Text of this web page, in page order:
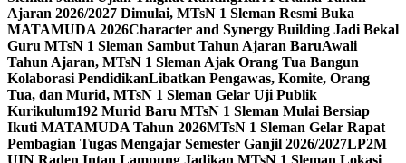
Ajaran 2026/2027 Dimulai, MTsN 1 Sleman Resmi Buka
MATAMUDA 2026Character and Synergy Building Jadi Bekal
Guru MTsN 1 Sleman Sambut Tahun Ajaran BaruAwali
Tahun Ajaran, MTsN 1 Sleman Ajak Orang Tua Bangun
Kolaborasi PendidikanLibatkan Pengawas, Komite, Orang
Tua, dan Murid, MTsN 1 Sleman Gelar Uji Publik
Kurikulum192 Murid Baru MTsN 1 Sleman Mulai Bersiap
Ikuti MATAMUDA Tahun 2026MTsN 1 Sleman Gelar Rapat
Pembagian Tugas Mengajar Semester Ganjil 2026/2027LP2M
UIN Raden Intan Lampung Jadikan MTsN 1 Sleman Lokasi